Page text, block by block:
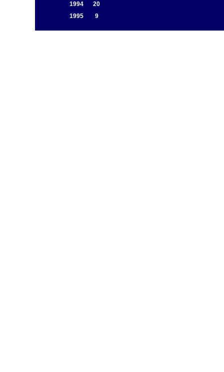
1994
20
1995
9